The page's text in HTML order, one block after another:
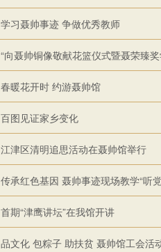
学习聂帅事迹 争做优秀教师
“向聂帅铜像敬献花篮仪式暨聂荣臻
春暖花开时 约游聂帅馆
百图见证家乡变化
江津区清明追思活动在聂帅馆举行
传承红色基因 聂帅事迹现场教学“听
首期“津鹰讲坛”在我馆开讲
品文化 包粽子 助扶贫 聂帅馆工会活